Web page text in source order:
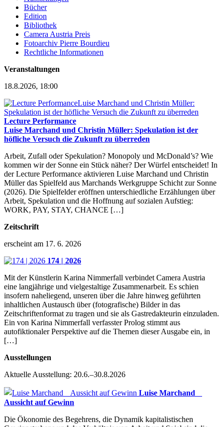
Bücher
Edition
Bibliothek
Camera Austria Preis
Fotoarchiv Pierre Bourdieu
Rechtliche Informationen
Veranstaltungen
18.8.2026, 18:00
Lecture Performance
Luise Marchand und Christin Müller: Spekulation ist der
höfliche Versuch die Zukunft zu überreden
Arbeit, Zufall oder Spekulation? Monopoly und McDonald’s? Wie
kommen wir der Sonne ein Stück näher? Der Würfel entscheidet! In
der Lecture Performance aktivieren Luise Marchand und Christin
Müller das Spielfeld aus Marchands Werkgruppe Schicht zur Sonne
(2026). Die Spielfelder eröffnen unterschiedliche Erzählungen über
Arbeit, Spekulation und die Hoffnung auf sozialen Aufstieg:
WORK, PAY, STAY, CHANCE […]
Zeitschrift
erscheint am 17. 6. 2026
174 | 2026
Mit der Künstlerin Karina Nimmerfall verbindet Camera Austria
eine langjährige und vielgestaltige Zusammenarbeit. Es schien
insofern naheliegend, unseren über die Jahre hinweg geführten
inhaltlichen Austausch über (fotografische) Bilder in das
Zeitschriftenformat zu tragen und sie als Gastredakteurin einzuladen.
Ein von Karina Nimmerfall verfasster Prolog stimmt aus
autofiktionaler Perspektive auf die Themen dieser Ausgabe ein, in
[…]
Ausstellungen
Aktuelle Ausstellung: 20.6.–30.8.2026
Luise Marchand
Aussicht auf Gewinn
Die Ökonomie des Begehrens, die Dynamik kapitalistischen